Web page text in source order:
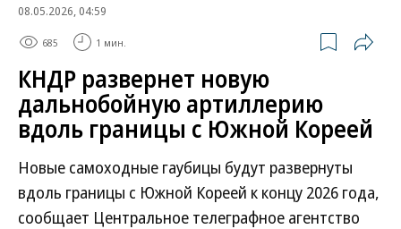
08.05.2026, 04:59
685 1 мин.
КНДР развернет новую
дальнобойную артиллерию
вдоль границы с Южной Кореей
Новые самоходные гаубицы будут развернуты
вдоль границы с Южной Кореей к концу 2026 года,
сообщает Центральное телеграфное агентство